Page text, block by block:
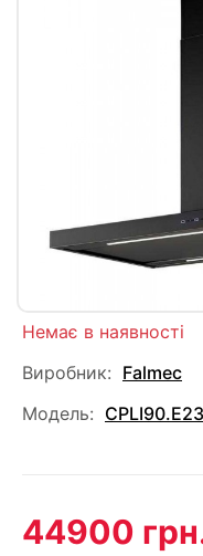
Немає в наявності
Виробник: Falmec
Модель:
44900